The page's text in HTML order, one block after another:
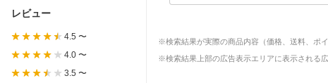
レビュー
4.5 〜
4.0 〜
3.5 〜
※検索結果が実際の商品内容（価格、送料、ポ
※検索結果上部の広告表示エリアに表示される